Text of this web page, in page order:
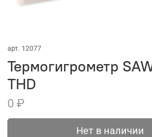
арт. 12077
Термогигрометр
THD
0 ₽
Нет в наличии